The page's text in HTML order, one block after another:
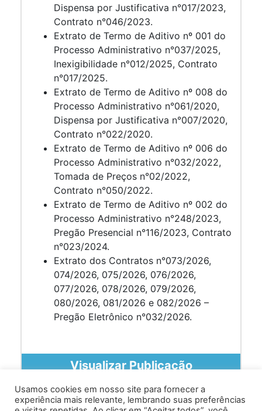
Dispensa por Justificativa n°017/2023,
Contrato n°046/2023.
Extrato de Termo de Aditivo nº 001 do
Processo Administrativo n°037/2025,
Inexigibilidade n°012/2025, Contrato
n°017/2025.
Extrato de Termo de Aditivo nº 008 do
Processo Administrativo n°061/2020,
Dispensa por Justificativa n°007/2020,
Contrato n°022/2020.
Extrato de Termo de Aditivo nº 006 do
Processo Administrativo n°032/2022,
Tomada de Preços n°02/2022,
Contrato n°050/2022.
Extrato de Termo de Aditivo nº 002 do
Processo Administrativo n°248/2023,
Pregão Presencial n°116/2023, Contrato
n°023/2024.
Extrato dos Contratos n°073/2026,
074/2026, 075/2026, 076/2026,
077/2026, 078/2026, 079/2026,
080/2026, 081/2026 e 082/2026 –
Pregão Eletrônico n°032/2026.
Visualizar Publicação
Usamos cookies em nosso site para fornecer a
experiência mais relevante, lembrando suas preferências